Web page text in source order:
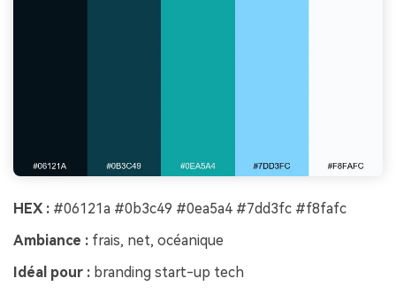
HEX : #06121a #0b3c49 #0ea5a4 #7dd3fc #f8fafc
Ambiance : frais, net, océanique
Idéal pour : branding start-up tech